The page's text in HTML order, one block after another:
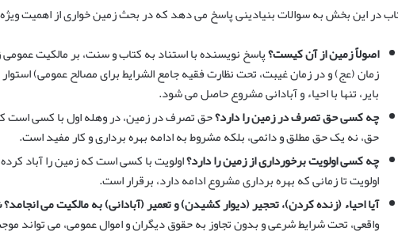
در این بخش به سوالات بنیادینی پاسخ می دهد که در بحث زمین خواری از اهمیت
اصولاً زمین از آن کیست؟پاسخ نویسنده با استناد به کتاب و سنت، بر مالکیت عمومی
زمان (عج) و در زمان غیبت، تحت نظارت فقیه جامع الشرایط برای مصالح عمومی)
بایر، تنها با احیاء و آبادانی مشروع حاصل می شود.
چه کسی حق تصرف در زمین را دارد؟حق تصرف در زمین، در وهله اول با کسی است که
حق، نه یک حق مطلق و دائمی، بلکه مشروط به ادامه بهره برداری و کار مفید است.
چه کسی اولویت برخوردارى از زمین را دارد؟اولویت با کسی است که زمین را آباد
اولویت تا زمانی که بهره برداری مشروع ادامه دارد، برقرار است.
آیا احیاء (زنده کردن)، تحجیر (دیوار کشیدن) و تعمیر (آبادانی) به مالکیت می
واقعی، تحت شرایط شرعی و بدون تجاوز به حقوق دیگران و اموال عمومی، می تواند